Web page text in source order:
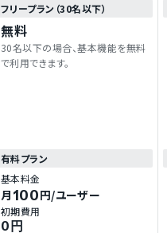
フリープラン（30名以下）
無料
30名以下の場合、基本機能を無料
で利用できます。
有料プラン
基本料金
月 100円/ユーザー
初期費用
0円